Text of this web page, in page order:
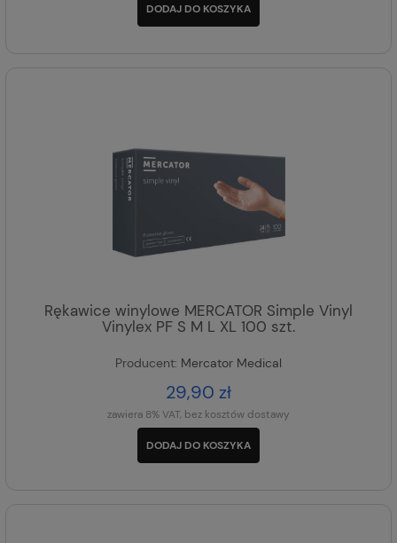
DODAJ DO KOSZYKA
Rękawice winylowe MERCATOR Simple Vinyl
Vinylex PF S M L XL 100 szt.
Producent: Mercator Medical
29,90 zł
zawiera 8% VAT, bez kosztów dostawy
DODAJ DO KOSZYKA